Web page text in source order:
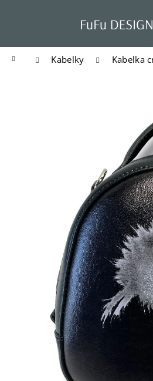
Domů Kabelky Kabelka
í
do
obchodu
do
obchodu